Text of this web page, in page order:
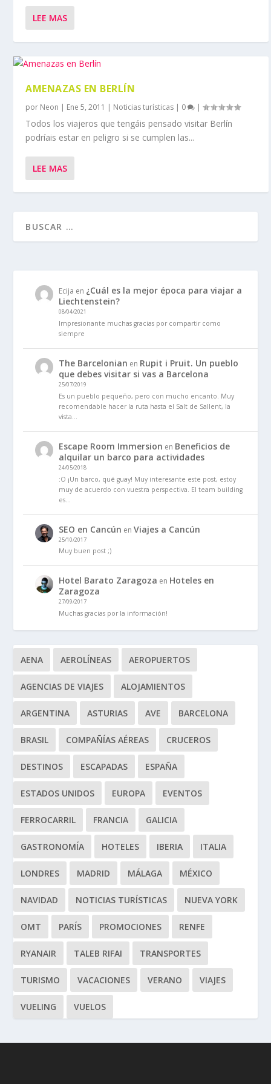
LEE MAS
AMENAZAS EN BERLÍN
por Neon | Ene 5, 2011 | Noticias turísticas | 0 |
Todos los viajeros que tengáis pensado visitar Berlín
podríais estar en peligro si se cumplen las...
LEE MAS
Ecija en ¿Cuál es la mejor época para viajar a
Liechtenstein?
08/04/2021
Impresionante muchas gracias por compartir como
siempre
The Barcelonian en Rupit i Pruit. Un pueblo
que debes visitar si vas a Barcelona
25/07/2019
Es un pueblo pequeño, pero con mucho encanto. Muy
recomendable hacer la ruta hasta el Salt de Sallent, la
vista…
Escape Room Immersion en Beneficios de
alquilar un barco para actividades
24/05/2018
:O ¡Un barco, qué guay! Muy interesante este post, estoy
muy de acuerdo con vuestra perspectiva. El team building
es…
SEO en Cancún enViajes a Cancún
25/10/2017
Muy buen post ;)
Hotel Barato Zaragoza en Hoteles en
Zaragoza
27/09/2017
Muchas gracias por la información!
AENA AEROLÍNEAS AEROPUERTOS
AGENCIAS DE VIAJES ALOJAMIENTOS
ARGENTINA ASTURIAS AVE BARCELONA
BRASIL COMPAÑÍAS AÉREAS CRUCEROS
DESTINOS ESCAPADAS ESPAÑA
ESTADOS UNIDOS EUROPA EVENTOS
FERROCARRIL FRANCIA GALICIA
GASTRONOMÍA HOTELES IBERIA ITALIA
LONDRES MADRID MÁLAGA MÉXICO
NAVIDAD NOTICIAS TURÍSTICAS NUEVA YORK
OMT PARÍS PROMOCIONES RENFE
RYANAIR TALEB RIFAI TRANSPORTES
TURISMO VACACIONES VERANO VIAJES
VUELING VUELOS